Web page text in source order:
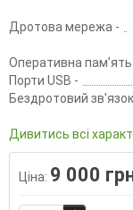
Дротова мережа -
Оперативна памʼять
Порти USB -
Бездротовий
Дивитись всі
Ціна: 9 000